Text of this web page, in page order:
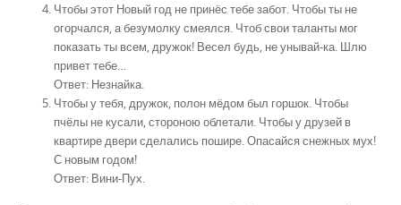
Чтобы этот Новый год не принёс тебе забот. Чтобы ты не
огорчался, а безумолку смеялся. Чтоб свои таланты мог
показать ты всем, дружок! Весел будь, не унывай-ка. Шлю
привет тебе…
Ответ: Незнайка.
Чтобы у тебя, дружок, полон мёдом был горшок. Чтобы
пчёлы не кусали, стороною облетали. Чтобы у друзей в
квартире двери сделались пошире. Опасайся снежных мух!
С новым годом!
Ответ: Вини-Пух.